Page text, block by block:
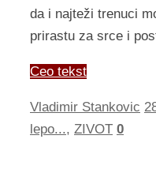
da i najteži trenuci
prirastu za srce i
Ceo tekst
Vladimir Stankovic
lepo..., ZIVOT 0